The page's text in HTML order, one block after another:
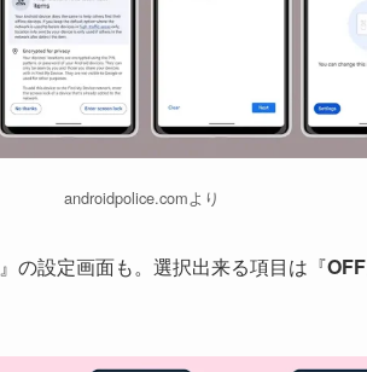
androidpolice.comより
』の設定画面も。選択出来る項目は『OFF